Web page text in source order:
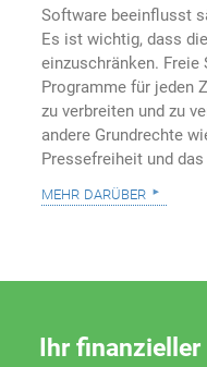
Software beeinflusst
Es ist wichtig, dass
einzuschränken.
Programme für jeden
zu verbreiten und zu
andere Grundrechte
Pressefreiheit und
mehr darüber
Ihr